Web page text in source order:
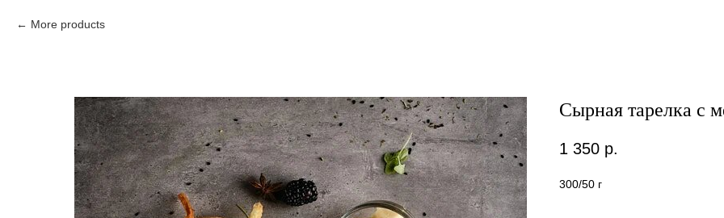
More products
Сырная тарелка с
1 350 р.
300/50 г